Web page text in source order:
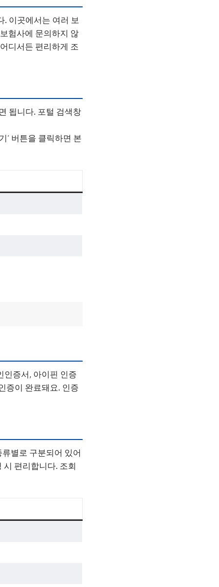
이곳에서는 여러 보
험사에 문의하지 않
디서든 편리하게 조
됩니다. 포털 검색창
’ 버튼을 클릭하면 본
인증서, 아이핀 인증
증이 완료돼요. 인증
별로 구분되어 있어
편리합니다. 조회